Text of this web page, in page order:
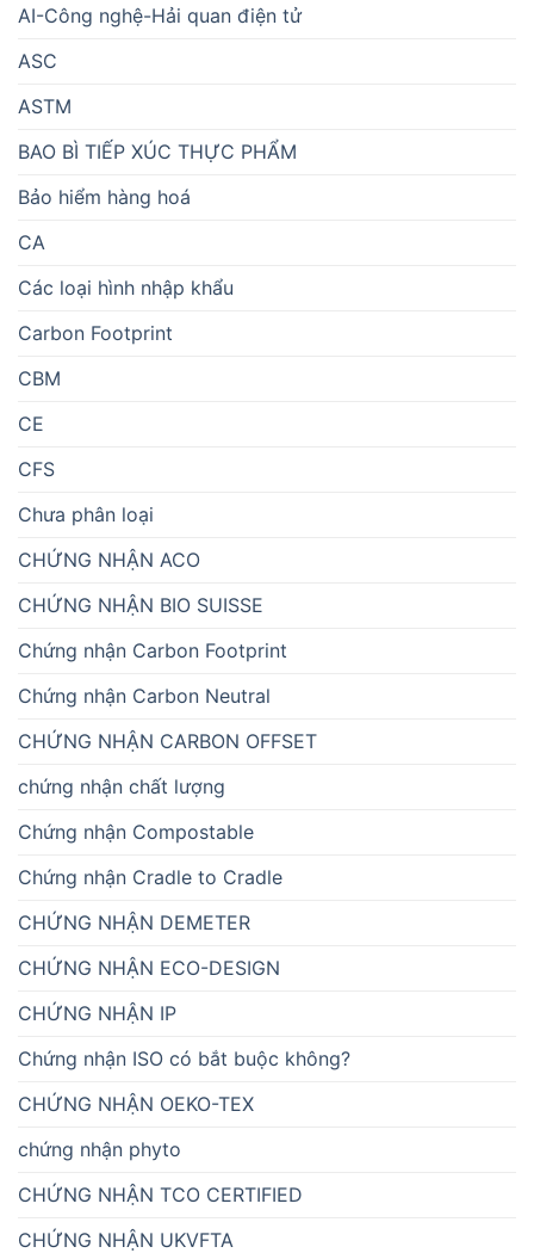
AI-Công nghệ-Hải quan điện tử
ASC
ASTM
BAO BÌ TIẾP XÚC THỰC PHẨM
Bảo hiểm hàng hoá
CA
Các loại hình nhập khẩu
Carbon Footprint
CBM
CE
CFS
Chưa phân loại
CHỨNG NHẬN ACO
CHỨNG NHẬN BIO SUISSE
Chứng nhận Carbon Footprint
Chứng nhận Carbon Neutral
CHỨNG NHẬN CARBON OFFSET
chứng nhận chất lượng
Chứng nhận Compostable
Chứng nhận Cradle to Cradle
CHỨNG NHẬN DEMETER
CHỨNG NHẬN ECO-DESIGN
CHỨNG NHẬN IP
Chứng nhận ISO có bắt buộc không?
CHỨNG NHẬN OEKO-TEX
chứng nhận phyto
CHỨNG NHẬN TCO CERTIFIED
CHỨNG NHẬN UKVFTA